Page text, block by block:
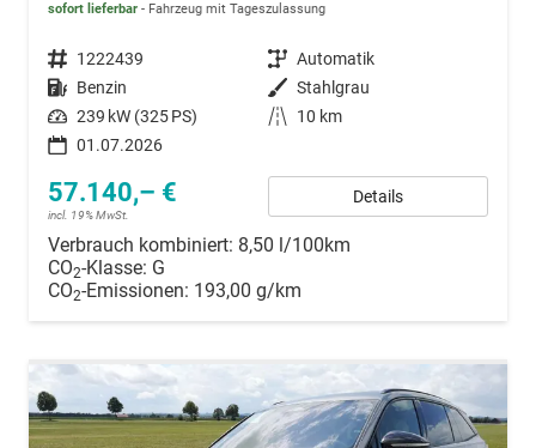
sofort lieferbar Fahrzeug mit Tageszulassung
Fahrzeugnummer 1222439 Getriebe Automatik
Kraftstoff Benzin Außenfarbe Stahlgrau
Leistung 239 kW (325 PS) Kilometerstand
10 km
01.07.2026
57.140,– €
incl. 19% MwSt.
Details
Verbrauch kombiniert: 8,50 l/100km
CO2-Klasse: G
CO2-Emissionen: 193,00 g/km